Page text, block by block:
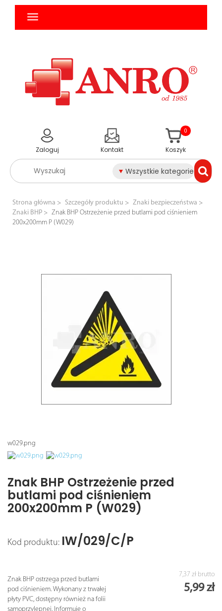
Wszystkie kategorie
Zaloguj Kontakt Koszyk
0
Strona główna Szczegóły produktu
Znaki bezpieczeństwa
Znaki BHP
Znak BHP Ostrzeżenie przed butlami pod ciśnieniem
200x200mm P (W029)
w029.png
Znak BHP Ostrzeżenie przed
butlami pod ciśnieniem
200x200mm P (W029)
Kod produktu: IW/029/C/P
Znak BHP ostrzega przed butlami
pod ciśnieniem. Wykonany z trwałej
płyty PVC, dostępny również na folii
samoprzylepnej. Informuje o
7,37 zł brutto
5,99 zł